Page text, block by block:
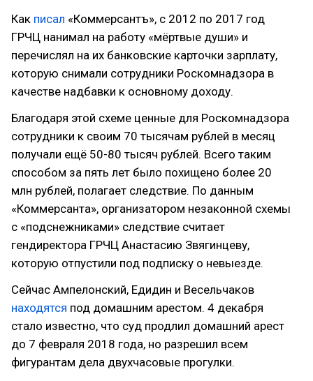
Как писал «Коммерсантъ», с 2012 по 2017 год
ГРЧЦ нанимал на работу «мёртвые души» и
перечислял на их банковские карточки зарплату,
которую снимали сотрудники Роскомнадзора в
качестве надбавки к основному доходу.
Благодаря этой схеме ценные для Роскомнадзора
сотрудники к своим 70 тысячам рублей в месяц
получали ещё 50-80 тысяч рублей. Всего таким
способом за пять лет было похищено более 20
млн рублей, полагает следствие. По данным
«Коммерсанта», организатором незаконной схемы
с «подснежниками» следствие считает
гендиректора ГРЧЦ Анастасию Звягинцеву,
которую отпустили под подписку о невыезде.
Сейчас Ампелонский, Едидин и Весельчаков
находятся под домашним арестом. 4 декабря
стало известно, что суд продлил домашний арест
до 7 февраля 2018 года, но разрешил всем
фигурантам дела двухчасовые прогулки.